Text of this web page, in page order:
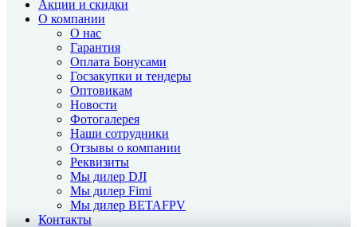
Акции и скидки
О компании
О нас
Гарантия
Оплата Бонусами
Госзакупки и тендеры
Оптовикам
Новости
Фотогалерея
Наши сотрудники
Отзывы о компании
Реквизиты
Мы дилер DJI
Мы дилер Fimi
Мы дилер BETAFPV
Контакты